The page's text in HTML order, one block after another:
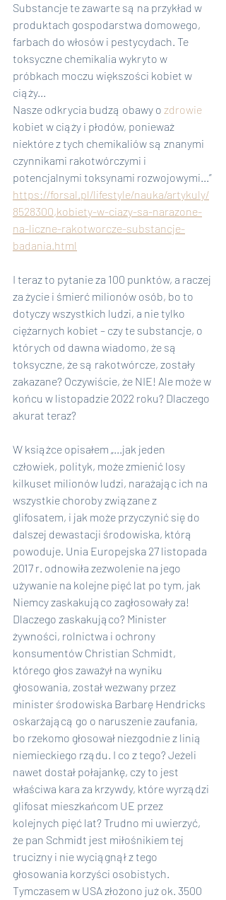
Substancje te zawarte są na przykład w
produktach gospodarstwa domowego,
farbach do włosów i pestycydach. Te
toksyczne chemikalia wykryto w
próbkach moczu większości kobiet w
ciąży...
Nasze odkrycia budzą obawy o zdrowie
kobiet w ciąży i płodów, ponieważ
niektóre z tych chemikaliów są znanymi
czynnikami rakotwórczymi i
potencjalnymi toksynami rozwojowymi...”
https://forsal.pl/lifestyle/nauka/artykuly/
8528300,kobiety-w-ciazy-sa-narazone-
na-liczne-rakotworcze-substancje-
badania.html
I teraz to pytanie za 100 punktów, a raczej
za życie i śmierć milionów osób, bo to
dotyczy wszystkich ludzi, a nie tylko
ciężarnych kobiet – czy te substancje, o
których od dawna wiadomo, że są
toksyczne, że są rakotwórcze, zostały
zakazane? Oczywiście, że NIE! Ale może w
końcu w listopadzie 2022 roku? Dlaczego
akurat teraz?
W książce opisałem „...jak jeden
człowiek, polityk, może zmienić losy
kilkuset milionów ludzi, narażając ich na
wszystkie choroby związane z
glifosatem, i jak może przyczynić się do
dalszej dewastacji środowiska, którą
powoduje. Unia Europejska 27 listopada
2017 r. odnowiła zezwolenie na jego
używanie na kolejne pięć lat po tym, jak
Niemcy zaskakująco zagłosowały za!
Dlaczego zaskakująco? Minister
żywności, rolnictwa i ochrony
konsumentów Christian Schmidt,
którego głos zaważył na wyniku
głosowania, został wezwany przez
minister środowiska Barbarę Hendricks
oskarżającą go o naruszenie zaufania,
bo rzekomo głosował niezgodnie z linią
niemieckiego rządu. I co z tego? Jeżeli
nawet dostał połajankę, czy to jest
właściwa kara za krzywdy, które wyrządzi
glifosat mieszkańcom UE przez
kolejnych pięć lat? Trudno mi uwierzyć,
że pan Schmidt jest miłośnikiem tej
trucizny i nie wyciągnął z tego
głosowania korzyści osobistych.
Tymczasem w USA złożono już ok. 3500